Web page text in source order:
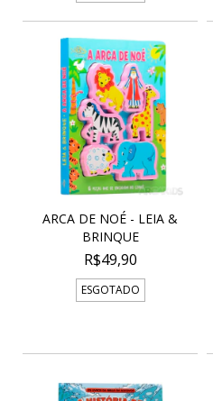
ARCA DE NOÉ - LEIA &
BRINQUE
R$49,90
ESGOTADO